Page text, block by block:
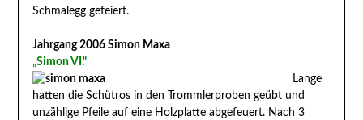
Schmalegg gefeiert.
Jahrgang 2006 Simon Maxa
„Simon VI.“
Lange
hatten die Schütros in den Trommlerproben geübt und
unzählige Pfeile auf eine Holzplatte abgefeuert. Nach 3